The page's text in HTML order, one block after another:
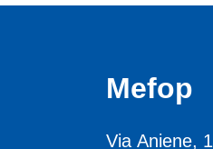
Mefop
Via Aniene,